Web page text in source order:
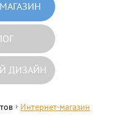
ДИЗАЙН
› Интернет-магазин